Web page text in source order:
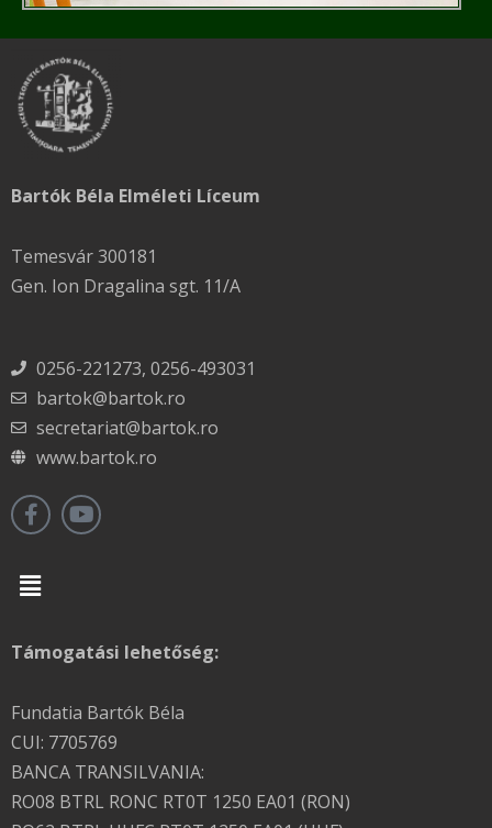
Bartók Béla Elméleti Líceum
Temesvár 300181
Gen. Ion Dragalina sgt. 11/A
0256-221273, 0256-493031
bartok@bartok.ro
secretariat@bartok.ro
www.bartok.ro
Menu
Támogatási lehetőség:
Fundatia Bartók Béla
CUI: 7705769
BANCA TRANSILVANIA:
RO08 BTRL RONC RT0T 1250 EA01 (RON)